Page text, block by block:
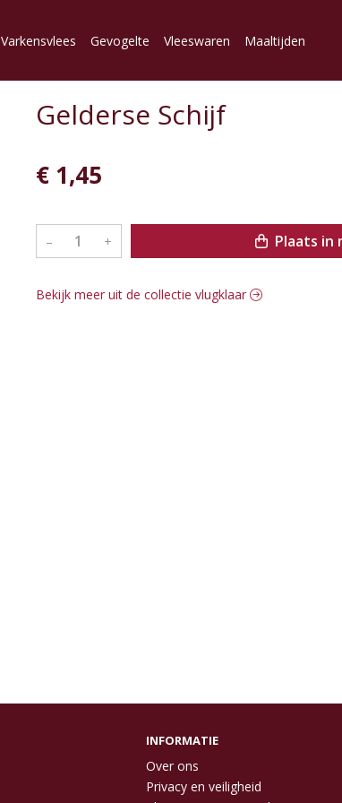
Varkensvlees Gevogelte Vleeswaren Maaltijden
Gelderse Schijf
€ 1,45
– + Plaats in
Bekijk meer uit de collectie vlugklaar
INFORMATIE
Over ons
Privacy en veiligheid